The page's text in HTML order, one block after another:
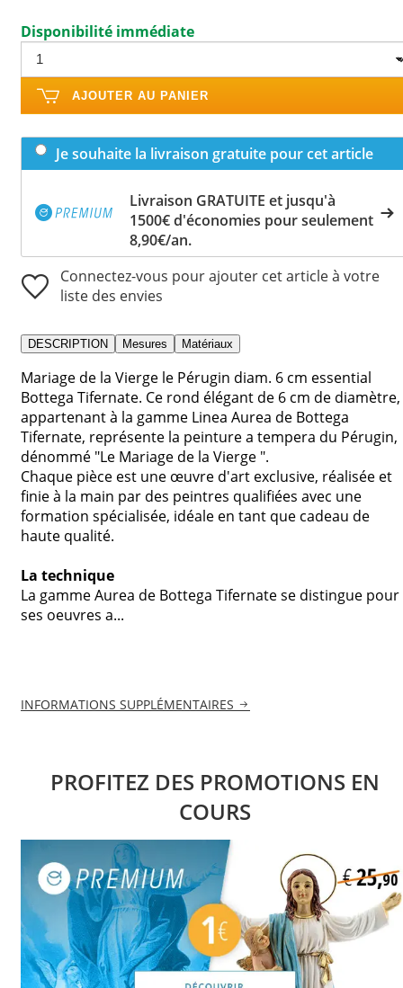
Disponibilité immédiate
AJOUTER AU PANIER
Je souhaite la livraison gratuite pour cet article
Livraison GRATUITE et jusqu'à
1500€ d'économies pour seulement
8,90€/an.
Connectez-vous pour ajouter cet article à votre
liste des envies
DESCRIPTION Mesures Matériaux
Mariage de la Vierge le Pérugin diam. 6 cm essential
Bottega Tifernate. Ce rond élégant de 6 cm de diamètre,
appartenant à la gamme Linea Aurea de Bottega
Tifernate, représente la peinture a tempera du Pérugin,
dénommé "Le Mariage de la Vierge ".
Chaque pièce est une œuvre d'art exclusive, réalisée et
finie à la main par des peintres qualifiées avec une
formation spécialisée, idéale en tant que cadeau de
haute qualité.
La technique
La gamme Aurea de Bottega Tifernate se distingue pour
ses oeuvres a...
INFORMATIONS SUPPLÉMENTAIRES
PROFITEZ DES PROMOTIONS EN
COURS